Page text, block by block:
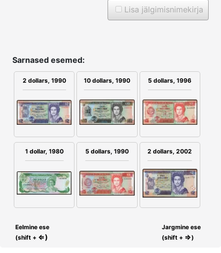
Lisa jälgimisnimekirja
Sarnased esemed:
2 dollars, 1990 10 dollars, 1990 5 dollars, 1996
1 dollar, 1980 5 dollars, 1990 2 dollars, 2002
Eelmine ese
(shift + ⇐)
Jargmine ese
(shift + ⇒)